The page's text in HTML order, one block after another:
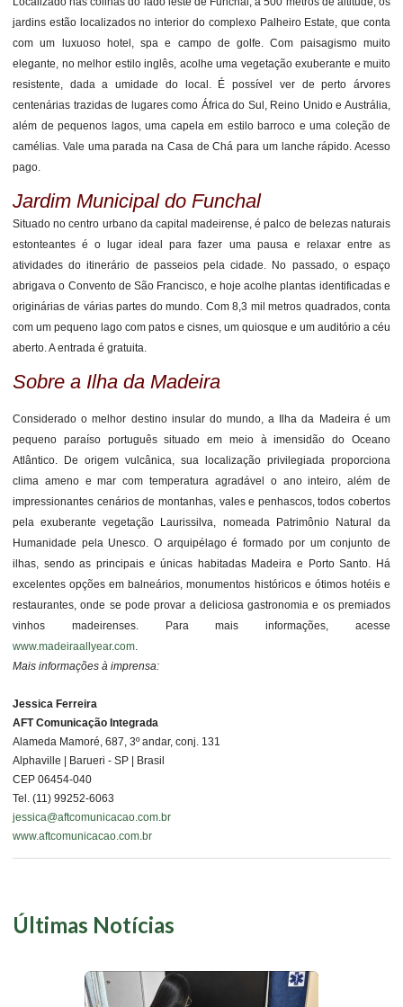
jardins estão localizados no interior do complexo Palheiro Estate, que conta
com um luxuoso hotel, spa e campo de golfe. Com paisagismo muito
elegante, no melhor estilo inglês, acolhe uma vegetação exuberante e muito
resistente, dada a umidade do local. É possível ver de perto árvores
centenárias trazidas de lugares como África do Sul, Reino Unido e Austrália,
além de pequenos lagos, uma capela em estilo barroco e uma coleção de
camélias. Vale uma parada na Casa de Chá para um lanche rápido. Acesso
pago.
Jardim Municipal do Funchal
Situado no centro urbano da capital madeirense, é palco de belezas naturais
estonteantes é o lugar ideal para fazer uma pausa e relaxar entre as
atividades do itinerário de passeios pela cidade. No passado, o espaço
abrigava o Convento de São Francisco, e hoje acolhe plantas identificadas e
originárias de várias partes do mundo. Com 8,3 mil metros quadrados, conta
com um pequeno lago com patos e cisnes, um quiosque e um auditório a céu
aberto. A entrada é gratuita.
Sobre a Ilha da Madeira
Considerado o melhor destino insular do mundo, a Ilha da Madeira é um
pequeno paraíso português situado em meio à imensidão do Oceano
Atlântico. De origem vulcânica, sua localização privilegiada proporciona
clima ameno e mar com temperatura agradável o ano inteiro, além de
impressionantes cenários de montanhas, vales e penhascos, todos cobertos
pela exuberante vegetação Laurissilva, nomeada Patrimônio Natural da
Humanidade pela Unesco. O arquipélago é formado por um conjunto de
ilhas, sendo as principais e únicas habitadas Madeira e Porto Santo. Há
excelentes opções em balneários, monumentos históricos e ótimos hotéis e
restaurantes, onde se pode provar a deliciosa gastronomia e os premiados
vinhos madeirenses. Para mais informações, acesse
www.madeiraallyear.com.
Mais informações à imprensa:
Jessica Ferreira
AFT Comunicação Integrada
Alameda Mamoré, 687, 3º andar, conj. 131
Alphaville | Barueri - SP | Brasil
CEP 06454-040
Tel. (11) 99252-6063
jessica@aftcomunicacao.com.br
www.aftcomunicacao.com.br
Últimas Notícias